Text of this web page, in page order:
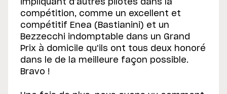
impliquant d’autres pilotes dans la
compétition, comme un excellent et
compétitif Enea (Bastianini) et un
Bezzecchi indomptable dans un Grand
Prix à domicile qu'ils ont tous deux honoré
dans le de la meilleure façon possible.
Bravo !